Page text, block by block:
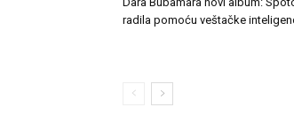
radila pomoću veštačke